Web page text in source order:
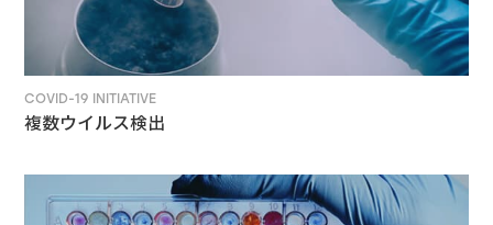
COVID-19 INITIATIVE
複数ウイルス検出